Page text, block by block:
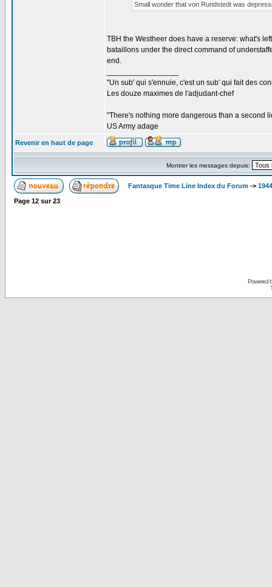
Small wonder that von Rundstedt was
TBH the Westheer does have a reserve: what's
bataillons under the direct command of
end.
"Un sub' qui s'ennuie, c'est un sub' qui fait des
Les douze maximes de l'adjudant-chef
"There's nothing more dangerous than a second
US Army adage
Revenir en haut de page
Montrer les messages depuis:
Fantasque Time Line Index du Forum ->
Page 12 sur23
Powered